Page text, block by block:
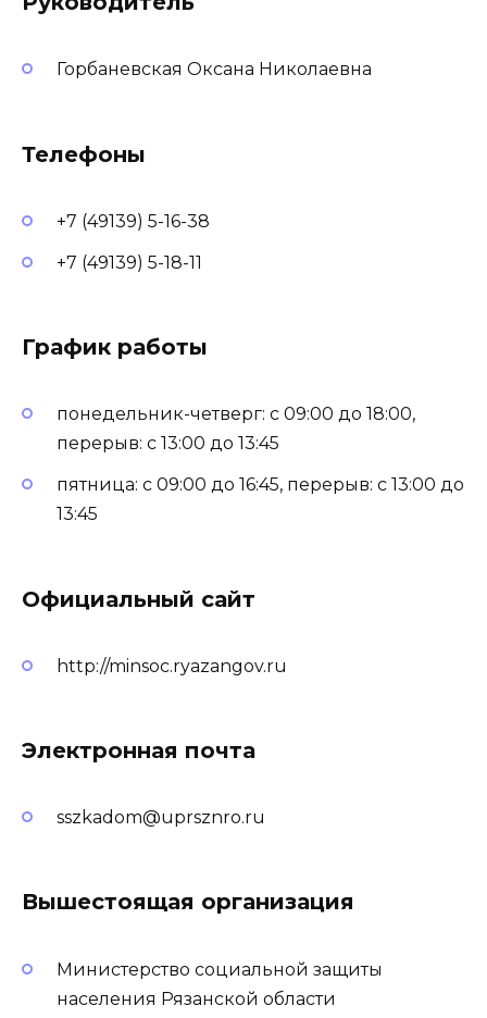
Горбаневская Оксана Николаевна
Телефоны
+7 (49139) 5-16-38
+7 (49139) 5-18-11
График работы
понедельник-четверг: с 09:00 до 18:00,
перерыв: с 13:00 до 13:45
пятница: с 09:00 до 16:45, перерыв: с 13:00 до
13:45
Официальный сайт
http://minsoc.ryazangov.ru
Электронная почта
sszkadom@uprsznro.ru
Вышестоящая организация
Министерство социальной защиты
населения Рязанской области